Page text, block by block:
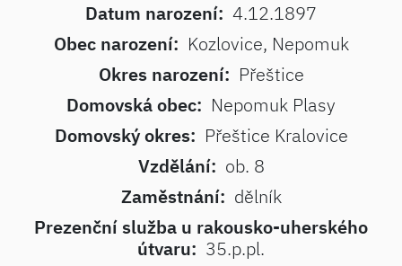
Datum narození: 4.12.1897
Obec narození: Kozlovice, Nepomuk
Okres narození: Přeštice
Domovská obec: Nepomuk Plasy
Domovský okres: Přeštice Kralovice
Vzdělání: ob. 8
Zaměstnání: dělník
Prezenční služba u rakousko-uherského
útvaru: 35.p.pl.